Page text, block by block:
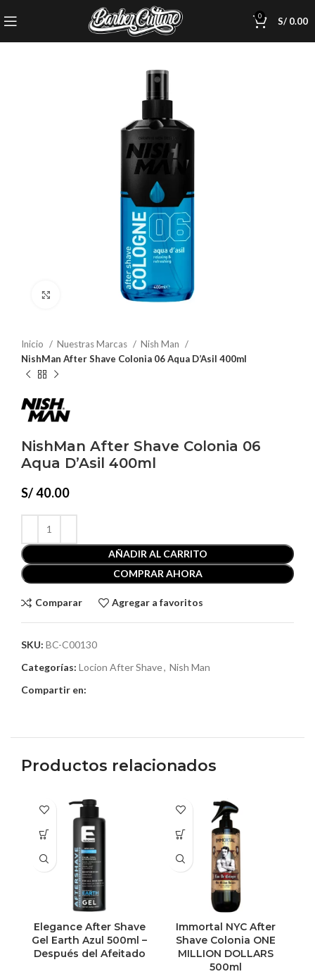
0 S/0.00
Click to enlarge
Inicio Nuestras Marcas
Nish Man
NishMan After Shave Colonia 06 Aqua D’Asil 400ml
NishMan After Shave Colonia 06
Aqua D’Asil 400ml
S/40.00
AÑADIR AL CARRITO
COMPRAR AHORA
Comparar Agregar a favoritos
SKU: BC-C00130
Categorías: Locion After Shave, Nish Man
Compartir en:
Productos relacionados
Elegance After Shave
Gel Earth Azul 500ml –
Después del Afeitado
Immortal NYC After
Shave Colonia ONE
MILLION DOLLARS
500ml